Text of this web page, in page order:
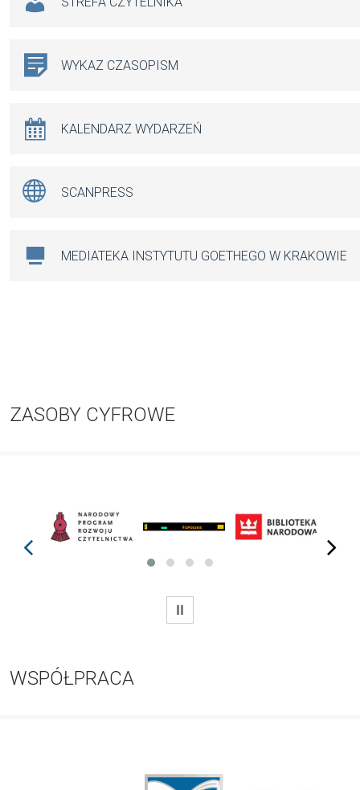
WYKAZ CZASOPISM
KALENDARZ WYDARZEŃ
SCANPRESS
MEDIATEKA INSTYTUTU GOETHEGO W KRAKOWIE
ZASOBY CYFROWE
prev next
WSTRZYMAJ
WSPÓŁPRACA